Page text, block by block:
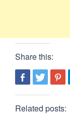
Share this:
Related posts: